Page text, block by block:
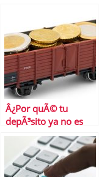
Â¿Por quÃ© tu
depÃ³sito ya no es
rentable?